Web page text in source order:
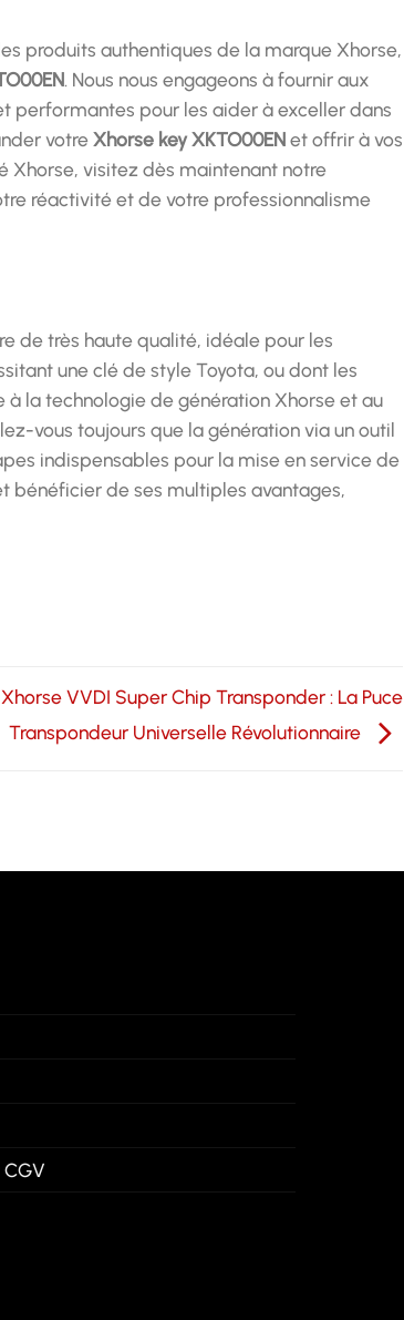
produits authentiques de la marque Xhorse,
. Nous nous engageons à fournir aux
performantes pour les aider à exceller dans
votreXhorse key XKTO00ENet offrir à vos
Xhorse, visitez dès maintenant notre
réactivité et de votre professionnalisme
de très haute qualité, idéale pour les
une clé de style Toyota, ou dont les
la technologie de génération Xhorse et au
vous toujours que la génération via un outil
indispensables pour la mise en service de
bénéficier de ses multiples avantages,
Xhorse VVDI Super Chip Transponder : La Puce
Transpondeur Universelle Révolutionnaire